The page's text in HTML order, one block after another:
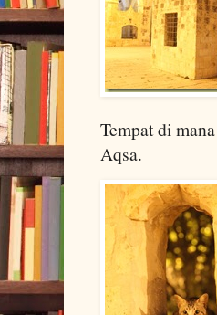
Tempat di
Aqsa.